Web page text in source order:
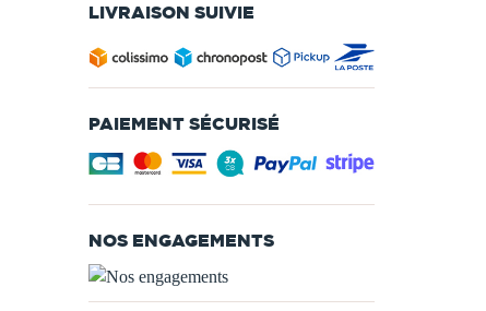
LIVRAISON SUIVIE
PAIEMENT SÉCURISÉ
NOS ENGAGEMENTS